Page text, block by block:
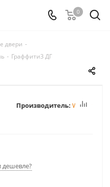
0
двери -
- Граффити3 ДГ
Производитель: Winter